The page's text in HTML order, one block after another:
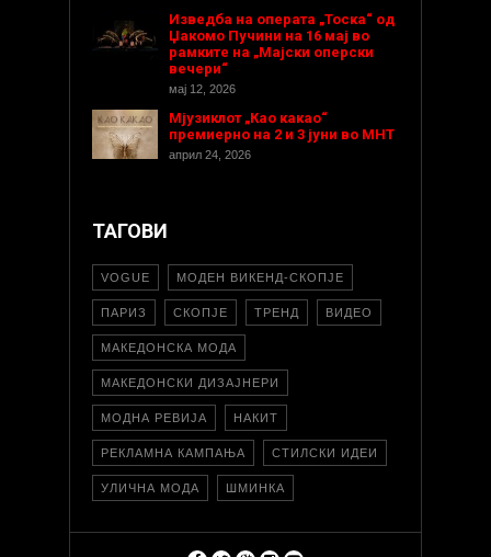
Изведба на операта „Тоска“ од
Џакомо Пучини на 16 мај во
рамките на „Мајски оперски
вечери“
мај 12, 2026
Мјузиклот „Као какао“
премиерно на 2 и 3 јуни во МНТ
април 24, 2026
ТАГОВИ
VOGUE МОДЕН ВИКЕНД-СКОПЈЕ
ПАРИЗ СКОПЈЕ ТРЕНД ВИДЕО
МАКЕДОНСКА МОДА
МАКЕДОНСКИ ДИЗАЈНЕРИ
МОДНА РЕВИЈА НАКИТ
РЕКЛАМНА КАМПАЊА СТИЛСКИ ИДЕИ
УЛИЧНА МОДА ШМИНКА